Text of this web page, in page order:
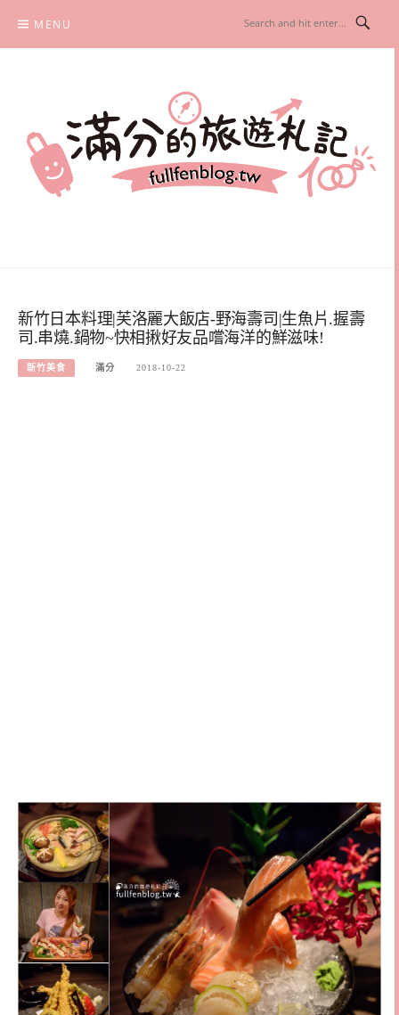
content
MENU
新竹日本料理|芙洛麗大飯店-野海壽司|生魚片.握壽
司.串燒.鍋物~快相揪好友品嚐海洋的鮮滋味!
新竹美食 滿分 2018-10-22